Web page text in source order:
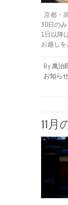
京都・
30日の
1日以降
お越しを
By萬治
お知ら
11月